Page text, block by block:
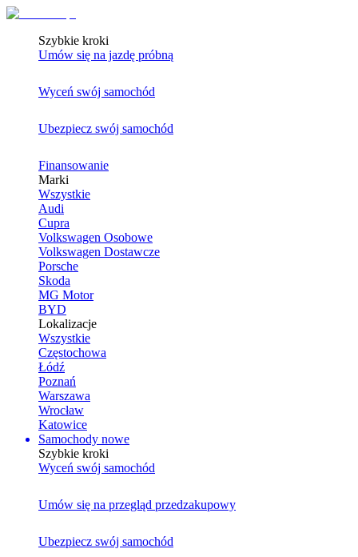
Szybkie kroki
Umów się na jazdę próbną
Wyceń swój samochód
Ubezpiecz swój samochód
Finansowanie
Marki
Wszystkie
Audi
Cupra
Volkswagen Osobowe
Volkswagen Dostawcze
Porsche
Skoda
MG Motor
BYD
Lokalizacje
Wszystkie
Częstochowa
Łódź
Poznań
Warszawa
Wrocław
Katowice
Samochody nowe
Szybkie kroki
Wyceń swój samochód
Umów się na przegląd przedzakupowy
Ubezpiecz swój samochód